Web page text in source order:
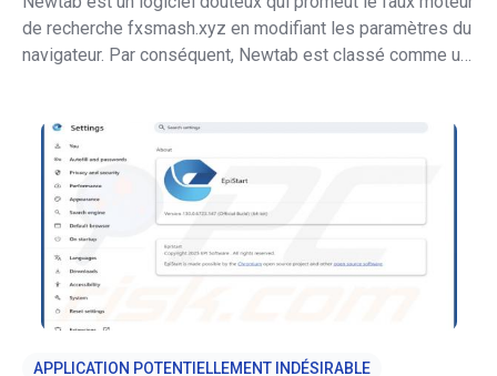
de recherche fxsmash.xyz en modifiant les paramètres du
navigateur. Par conséquent, Newtab est classé comme un
utilisateurs t
APPLICATION POTENTIELLEMENT INDÉSIRABLE